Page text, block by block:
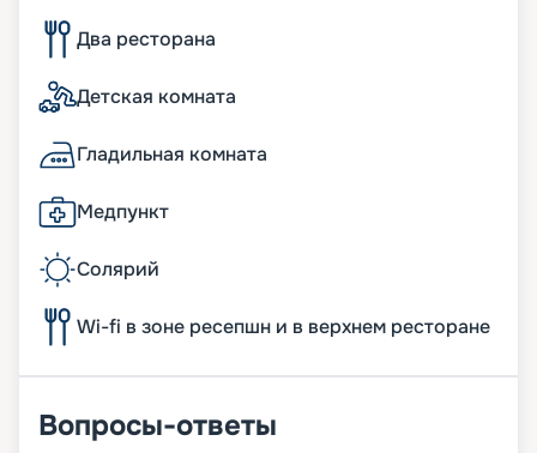
Два ресторана
Детская комната
Гладильная комната
Медпункт
Солярий
Wi-fi в зоне ресепшн и в верхнем ресторане
Вопросы-ответы